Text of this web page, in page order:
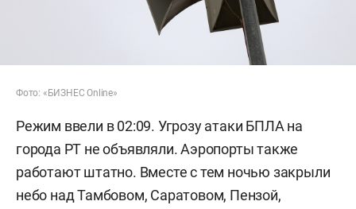
Фото: «БИЗНЕС Online»
Режим ввели в 02:09. Угрозу атаки БПЛА на
города РТ не объявляли. Аэропорты также
работают штатно. Вместе с тем ночью закрыли
небо над Тамбовом, Саратовом, Пензой,